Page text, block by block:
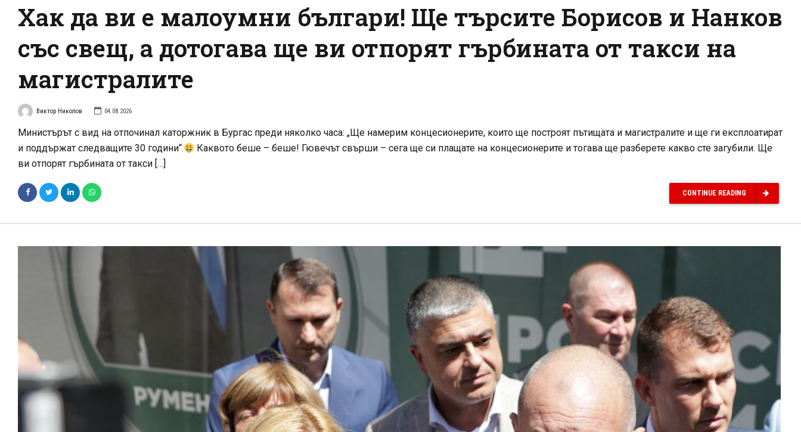
Хак да ви е малоумни българи! Ще търсите Борисов и Нанков
със свещ, а дотогава ще ви отпорят гърбината от такси на
магистралите
Виктор Николов 04.08.2026
Министърът с вид на отпочинал каторжник в Бургас преди няколко часа: „Ще намерим концесионерите, които ще построят пътищата и магистралите и ще ги експлоатират
и поддържат следващите 30 години“.
Каквото беше – беше! Гювечът свърши – сега ще си плащате на концесионерите и тогава ще разберете какво сте загубили. Ще
ви отпорят гърбината от такси […]
CONTINUE READING